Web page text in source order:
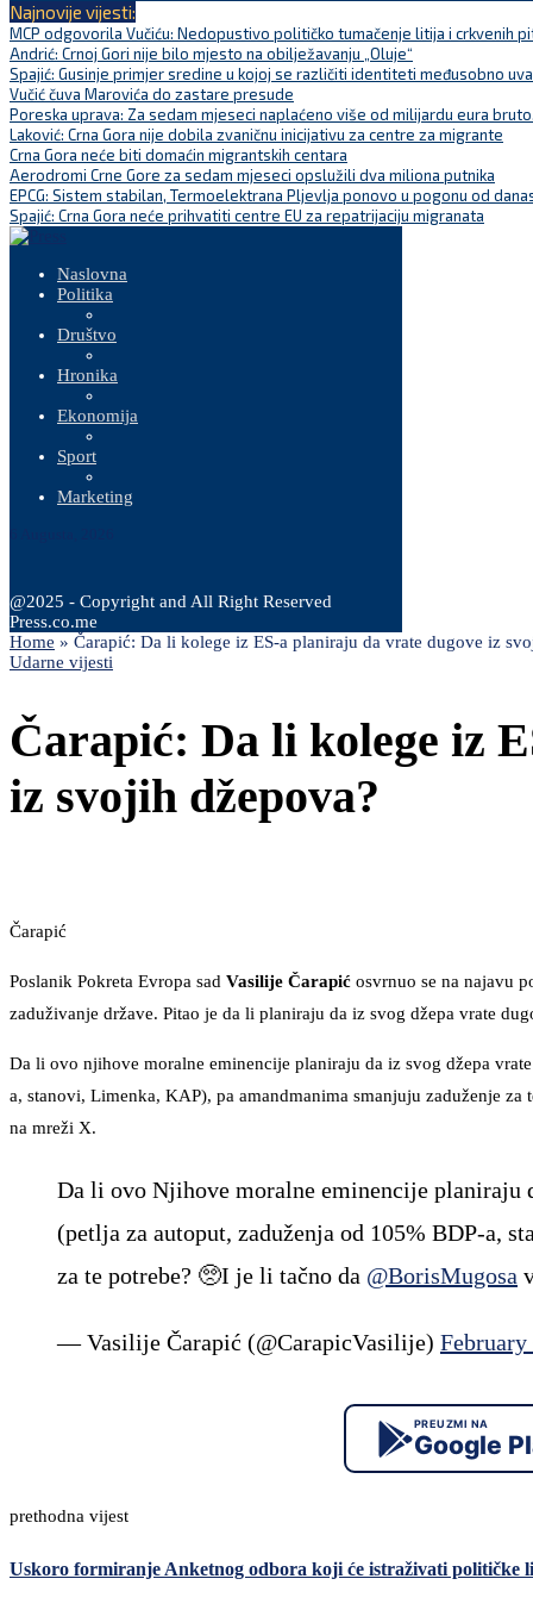
Najnovije vijesti:
MCP odgovorila Vučiću: Nedopustivo političko tumačenje litija i crkvenih
Andrić: Crnoj Gori nije bilo mjesto na obilježavanju „Oluje“
Spajić: Gusinje primjer sredine u kojoj se različiti identiteti međusobno
Vučić čuva Marovića do zastare presude
Poreska uprava: Za sedam mjeseci naplaćeno više od milijardu eura
Laković: Crna Gora nije dobila zvaničnu inicijativu za centre za migrante
Crna Gora neće biti domaćin migrantskih centara
Aerodromi Crne Gore za sedam mjeseci opslužili dva miliona putnika
EPCG: Sistem stabilan, Termoelektrana Pljevlja ponovo u pogonu od
Spajić: Crna Gora neće prihvatiti centre EU za repatrijaciju migranata
Naslovna
Politika
Društvo
Hronika
Ekonomija
Sport
Marketing
@2025 - Copyright and All Right Reserved
Press.co.me
Home » Čarapić: Da li kolege iz ES-a planiraju da vrate dugove iz
Udarne vijesti
Čarapić: Da li kolege iz
iz svojih džepova?
Čarapić
Poslanik Pokreta Evropa sad Vasilije Čarapić osvrnuo se na najavu
zaduživanje države. Pitao je da li planiraju da iz svog džepa vrate
Da li ovo njihove moralne eminencije planiraju da iz svog džepa
a, stanovi, Limenka, KAP), pa amandmanima smanjuju zaduženje
na mreži X.
Da li ovo Njihove moralne eminencije planiraju
(petlja za autoput, zaduženja od 105% BDP-a,
za te potrebe? 🥺I je li tačno da @BorisMugosa
— Vasilije Čarapić (@CarapicVasilije) February
PREUZMI NA
Google
prethodna vijest
Uskoro formiranje Anketnog odbora koji će istraživati političke